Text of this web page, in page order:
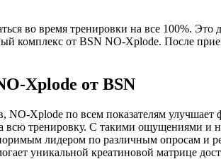
во время тренировки на все 100%. Это
комплекс от BSN NO-Xplode. После
Xplode от BSN
Xplode по всем показателям
всю тренировку. С такими ощущениями и
лидером по различным опросам и
уникальной креатиновой матрице